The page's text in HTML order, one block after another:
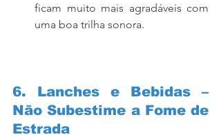
ficam muito mais agradáveis com
uma boa trilha sonora.
6. Lanches e Bebidas –
Não Subestime a Fome de
Estrada